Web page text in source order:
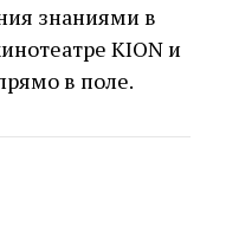
знаниями в
KION и
в поле.